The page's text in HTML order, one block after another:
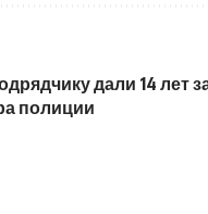
дали 14 лет
полиции